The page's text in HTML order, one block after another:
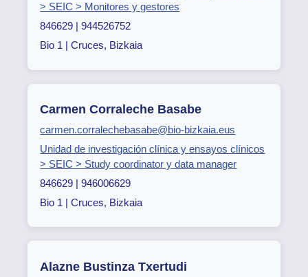
> SEIC > Monitores y gestores
846629 | 944526752
Bio 1 | Cruces, Bizkaia
Carmen Corraleche Basabe
carmen.corralechebasabe@bio-bizkaia.eus
Unidad de investigación clínica y ensayos clínicos
> SEIC > Study coordinator y data manager
846629 | 946006629
Bio 1 | Cruces, Bizkaia
Alazne Bustinza Txertudi